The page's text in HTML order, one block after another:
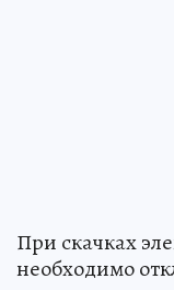
При скачках
необходимо